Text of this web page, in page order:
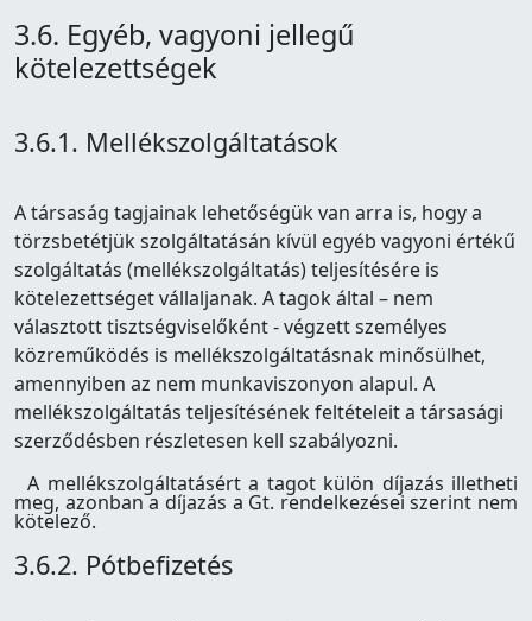
3.6. Egyéb, vagyoni jellegű
kötelezettségek
3.6.1. Mellékszolgáltatások
A társaság tagjainak lehetőségük van arra is, hogy a
törzsbetétjük szolgáltatásán kívül egyéb vagyoni értékű
szolgáltatás (mellékszolgáltatás) teljesítésére is
kötelezettséget vállaljanak. A tagok által – nem
választott tisztségviselőként - végzett személyes
közreműködés is mellékszolgáltatásnak minősülhet,
amennyiben az nem munkaviszonyon alapul. A
mellékszolgáltatás teljesítésének feltételeit a társasági
szerződésben részletesen kell szabályozni.
A mellékszolgáltatásért a tagot külön díjazás illetheti
meg, azonban a díjazás a Gt. rendelkezései szerint nem
kötelező.
3.6.2. Pótbefizetés